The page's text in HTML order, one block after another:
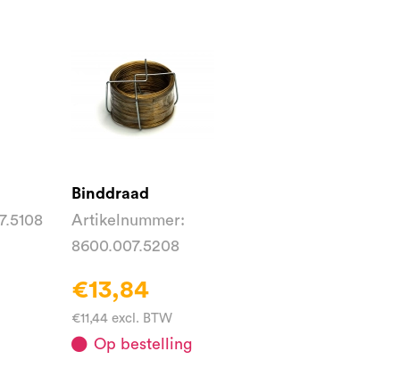
Binddraad
Artikelnummer:
8600.007.5208
€13,84
€11,44 excl. BTW
Op bestelling